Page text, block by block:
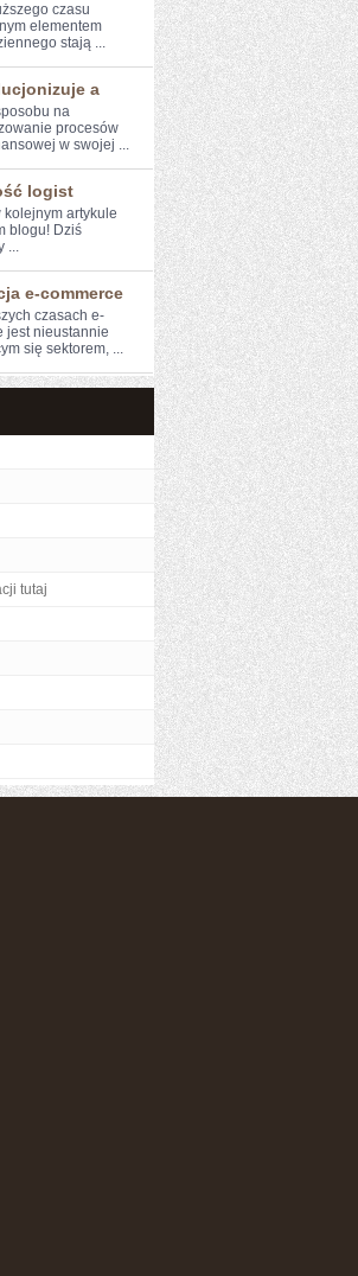
⁣czasu
elementem
stają ...
a
na
⁤procesów
w swojej ...
logist
kolejnym artykule⁣
blogu! Dziś
...
e-commerce
czasach e-
jest nieustannie
się ​sektorem, ...
tutaj